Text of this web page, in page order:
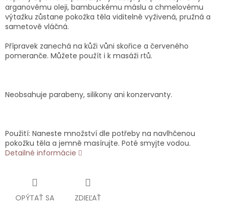
arganovému oleji, bambuckému máslu a chmelovému
výtažku zůstane pokožka těla viditelně vyživená, pružná a
sametově vláčná.
Přípravek zanechá na kůži vůni skořice a červeného
pomeranče. Můžete použít i k masáži rtů.
Neobsahuje parabeny, silikony ani konzervanty.
Použití: Naneste množství dle potřeby na navlhčenou
pokožku těla a jemně masírujte. Poté smyjte vodou.
Detailné informácie
OPÝTAŤ SA ZDIEĽAŤ